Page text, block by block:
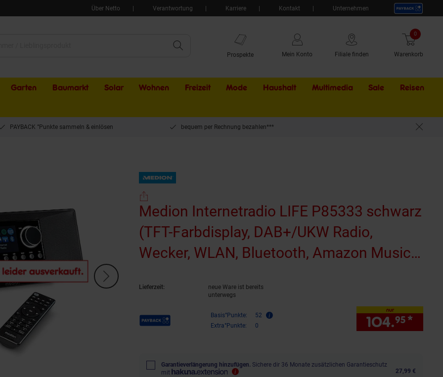
Über Netto Verantwortung Karriere Kontakt Unternehmen
Prospekte Mein Konto Filiale finden Warenkorb
0 Artikel
Garten Baumarkt Solar Wohnen Freizeit Mode Haushalt Multimedia Sale Externer
Reisen
PAYBACK °Punkte sammeln & einlösen bequem per Rechnung bezahlen***
Medion Internetradio LIFE P85333 schwarz
(TFT-Farbdisplay, DAB+/UKW Radio,
Wecker, WLAN, Bluetooth, Amazon Music,
Lieferzeit:
neue Ware ist bereits
unterwegs
Payback Punkte Basis°Punkte:
52
Extra°Punkte:
0
nur
104.95 *
Garantieverlängerung hinzufügen. Sichere dir 36 Monate zusätzlichen Garantieschutz
mit
27,99 €